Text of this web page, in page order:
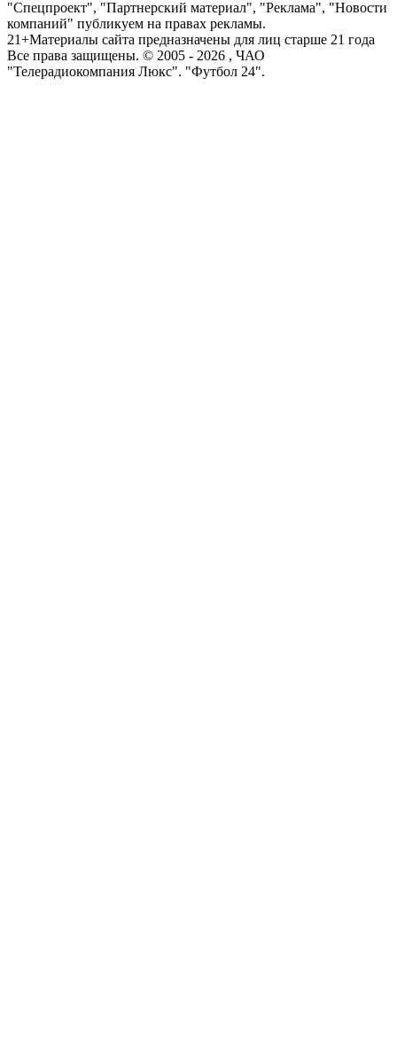
"Спецпроект", "Партнерский материал", "Реклама", "Новости
компаний" публикуем на правах рекламы.
21+Материалы сайта предназначены для лиц старше 21 года
Все права защищены. © 2005 - 2026 , ЧАО
"Телерадиокомпания Люкс". "Футбол 24".